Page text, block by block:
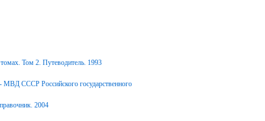
Том 2. Путеводитель. 1993
МВД СССР Российского государственного
2004